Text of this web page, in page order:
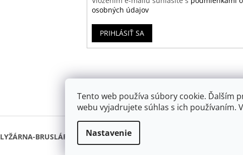
Tento web používa súbory cookie. Ďalším
webu vyjadrujete súhlas s ich používaním.
Nastavenie
osobných údajov
PRIHLÁSIŤ SA
LYŽÁRNA-BRUSLÁRNA . Všetky práva vyhradené.